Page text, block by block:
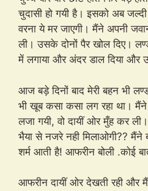
चुदासी हो गयी है। इसको अब
वरना ये मर जाएगी। मैंने अपनी
ली। उसके दोनों पैर खोल दिए।
में लगाया और अंदर डाल दिया और
आज बड़े दिनों बाद मेरी बहन भी
भी खूब कसा कसा लग रहा था।
लजा गयी, वो दायीं ओर मुँह कर
भैया से नजरे नही मिलाओगी?? मैंने
शर्म आती है! आफरीन बोली .कोई
आफरीन दायीं ओर देखती रही और